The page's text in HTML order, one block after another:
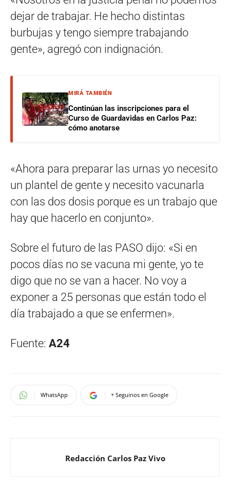
dejar de trabajar. He hecho distintas
burbujas y tengo siempre trabajando
gente», agregó con indignación.
MIRÁ TAMBIÉN
Continúan las inscripciones para el
Curso de Guardavidas en Carlos Paz:
cómo anotarse
«Ahora para preparar las urnas yo necesito
un plantel de gente y necesito vacunarla
con las dos dosis porque es un trabajo que
hay que hacerlo en conjunto».
Sobre el futuro de las PASO dijo: «Si en
pocos días no se vacuna mi gente, yo te
digo que no se van a hacer. No voy a
exponer a 25 personas que están todo el
día trabajado a que se enfermen».
Fuente: A24
WhatsApp + Seguinos en Google
Redacción Carlos Paz Vivo